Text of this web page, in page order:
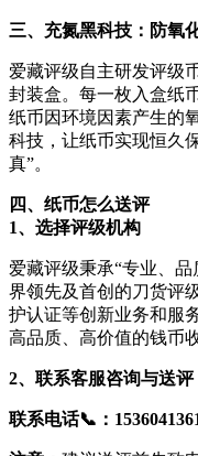
三、充氮黑科技：防氧
爱藏评级自主研发评级
封装盒。每一枚入盒纸
纸币因环境因素产生的
科技，让纸币实现恒久
真”。
四、纸币怎么送评
1、选择评级机构
爱藏评级秉承“专业、
界领先及首创的刀货评
护认证等创新业务和服
高品质、高价值的钱币
2、联系客服咨询与送评
联系电话📞 ：